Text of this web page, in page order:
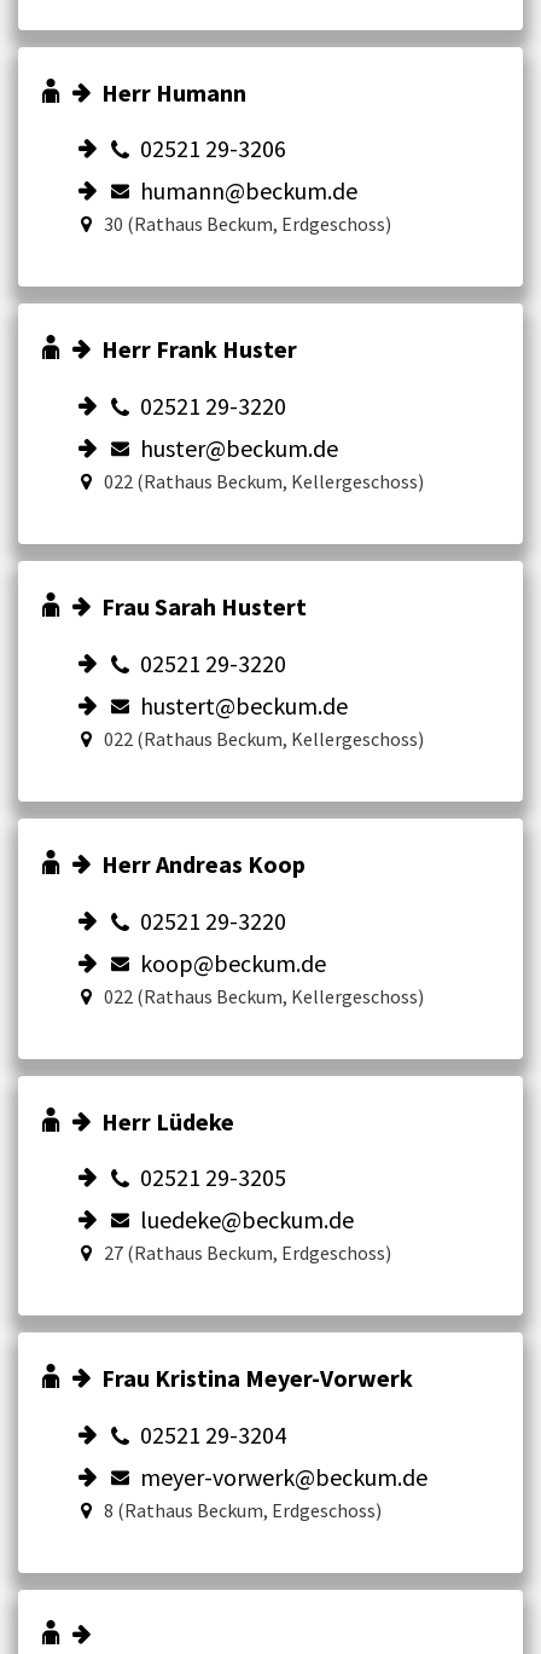
Herr Humann
02521 29-3206
humann@beckum.de
30 (Rathaus Beckum, Erdgeschoss)
Herr Frank Huster
02521 29-3220
huster@beckum.de
022 (Rathaus Beckum, Kellergeschoss)
Frau Sarah Hustert
02521 29-3220
hustert@beckum.de
022 (Rathaus Beckum, Kellergeschoss)
Herr Andreas Koop
02521 29-3220
koop@beckum.de
022 (Rathaus Beckum, Kellergeschoss)
Herr Lüdeke
02521 29-3205
luedeke@beckum.de
27 (Rathaus Beckum, Erdgeschoss)
Frau Kristina Meyer-Vorwerk
02521 29-3204
meyer-vorwerk@beckum.de
8 (Rathaus Beckum, Erdgeschoss)